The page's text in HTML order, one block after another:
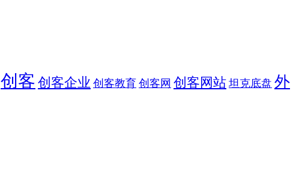
创客 创客企业 创客教育 创客网 创客网站 坦克底盘 外